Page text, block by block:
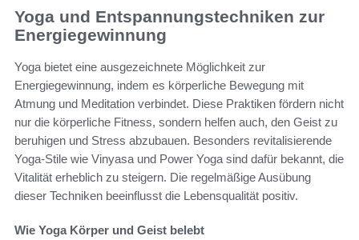
Yoga und Entspannungstechniken zur
Energiegewinnung
Yoga bietet eine ausgezeichnete Möglichkeit zur
Energiegewinnung, indem es körperliche Bewegung mit
Atmung und Meditation verbindet. Diese Praktiken fördern nicht
nur die körperliche Fitness, sondern helfen auch, den Geist zu
beruhigen und Stress abzubauen. Besonders revitalisierende
Yoga-Stile wie Vinyasa und Power Yoga sind dafür bekannt, die
Vitalität erheblich zu steigern. Die regelmäßige Ausübung
dieser Techniken beeinflusst die Lebensqualität positiv.
Wie Yoga Körper und Geist belebt